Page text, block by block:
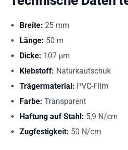
Breite: 25 mm
Länge: 50 m
Dicke: 107 µm
Klebstoff: Naturkautschuk
Trägermaterial: PVC-Film
Farbe: Transparent
Haftung auf Stahl: 5,9 N/cm
Zugfestigkeit: 50 N/cm